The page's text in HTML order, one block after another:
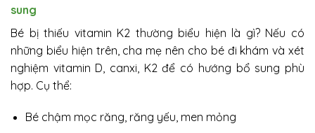
sung
Bé bị thiếu vitamin K2 thường biểu hiện là gì? Nếu có
những biểu hiện trên, cha mẹ nên cho bé đi khám và xét
nghiệm vitamin D, canxi, K2 để có hướng bổ sung phù
hợp. Cụ thể:
Bé chậm mọc răng, răng yếu, men mỏng